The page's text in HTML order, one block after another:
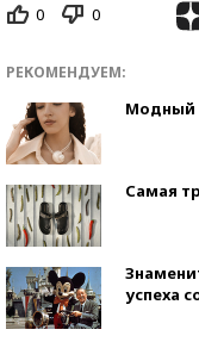
0 0
РЕКОМЕНДУЕМ:
Модный
Самая
успеха